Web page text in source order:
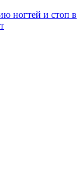
ногтей и стоп в